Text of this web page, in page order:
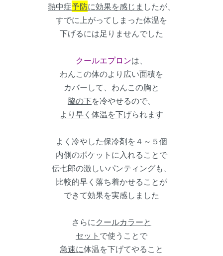
熱中症予防に効果を感じま したが、
すでに上がってしまった体温を
下げるには足りませんでした
クールエプロンは、
わんこの体のより広い面積を
カバーして、わんこの胸と
脇の下を冷やせるので、
より早く体温を下げられます
よく冷やした保冷剤を４～５個
内側のポケットに入れることで
伝七郎の激しいパンティングも、
比較的早く落ち着かせることが
できて効果を実感しました
さらにクールカラーと
セット で使うことで
急速に体温を下げてやること